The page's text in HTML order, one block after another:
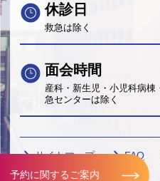
予約に関するご案内
休診日
救急は除く
面会時間
産科・新生児・小児科病
急センターは除く
サイトマップ FAQ
サイトポリシー